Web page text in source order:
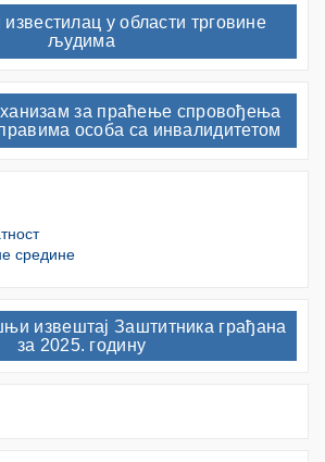
у области трговине
људима
за праћење спровођења
особа са инвалидитетом
средине
извештај Заштитника грађана
за 2025. годину